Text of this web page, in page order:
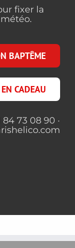
fixer la
BAPTÊME
CADEAU
84 73 08 90 ·